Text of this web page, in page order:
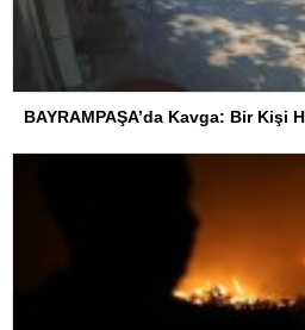
BAYRAMPAŞA’da Kavga: Bir Kişi